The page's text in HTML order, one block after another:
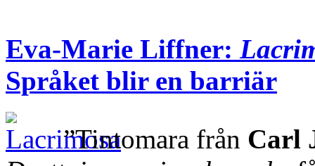
Eva-Marie Liffner:
Språket blir en barriär
”Tintomara från Carl